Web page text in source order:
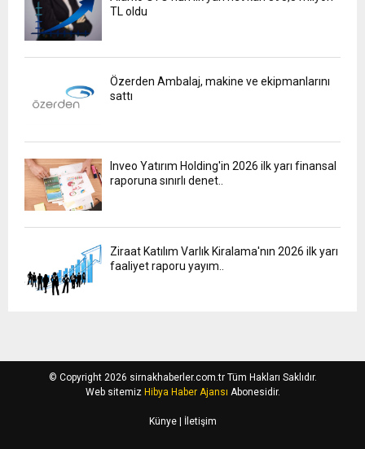
TL oldu
Özerden Ambalaj, makine ve ekipmanlarını
sattı
Inveo Yatırım Holding'in 2026 ilk yarı finansal
raporuna sınırlı denet..
Ziraat Katılım Varlık Kiralama'nın 2026 ilk yarı
faaliyet raporu yayım..
© Copyright 2026 sirnakhaberler.com.tr Tüm Hakları Saklıdır.
Web sitemiz Hibya Haber Ajansı Abonesidir.
Künye| İletişim